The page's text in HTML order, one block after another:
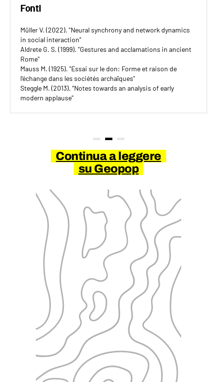
Fonti
Müller V. (2022). "Neural synchrony and network dynamics
in social interaction"
Aldrete G. S. (1999). "Gestures and acclamations in ancient
Rome"
Mauss M. (1925). "Essai sur le don: Forme et raison de
l’échange dans les sociétés archaïques"
Steggle M. (2013). “Notes towards an analysis of early
modern applause"
Continua a leggere
su Geopop